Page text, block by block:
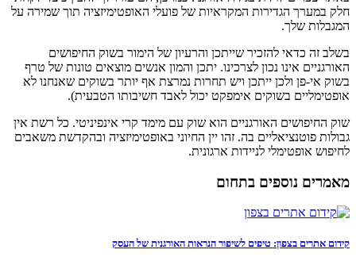
חלק במערך הגדירות המקראיות של פועלי האופטימיזציה תוך שמירה על
המגבלות שלך.
בשלב זה כדאי להזכיר שייתכן והרעיון של הימור בשוק החיפושים
האורגניים אינו נכון לצרכינו. יתכן והמון אנשים מוצאים טונות של טרף
בשוק אי-פן ולכן ייתכן ויש תחרות נמרצת אף יותר בשוקים שאנחנו לא
אופטימליים בשוקים אימפקט יכול לאבד חשיבותו הטבעית).
שוק החיפושים האורגניים הוא שוק עם מימד קרי אינפיניטי. כל רשת אין
גבולות פוטנציאליים בה. זהו יין החיוני באופטימיזציה ובהקדשת משאבים
לחיפוש אופטימלי לניידות ארגונית.
מאמרים נוספים בתחום
קידום אתרים בצפון: טיפים לשיפור הנראות האורגנית של העסק